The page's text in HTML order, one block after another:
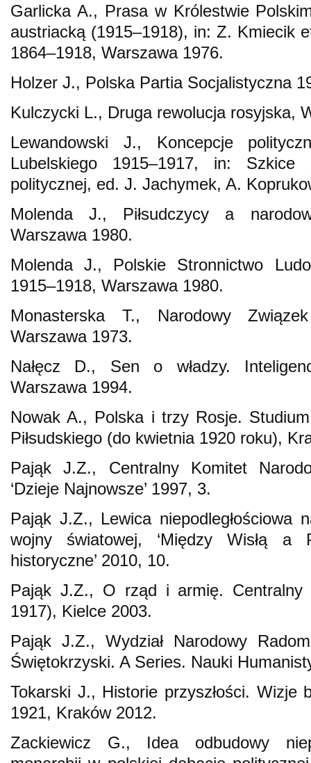
Garlicka A., Prasa w Królestwie
austriacką (1915–1918), in: Z. Kmiecik
1864–1918, Warszawa 1976.
Holzer J., Polska Partia Socjalistyczna
Kulczycki L., Druga rewolucja rosyjska,
Lewandowski J., Koncepcje
Lubelskiego 1915–1917, in:
politycznej, ed. J. Jachymek, A.
Molenda J., Piłsudczycy a
Warszawa 1980.
Molenda J., Polskie Stronnictwo
1915–1918, Warszawa 1980.
Monasterska T., Narodowy
Warszawa 1973.
Nałęcz D., Sen o władzy.
Warszawa 1994.
Nowak A., Polska i trzy Rosje.
Piłsudskiego (do kwietnia 1920 roku),
Pająk J.Z., Centralny Komitet
‘Dzieje Najnowsze’ 1997, 3.
Pająk J.Z., Lewica niepodległościowa
wojny światowej, ‘Między Wisłą a
historyczne’ 2010, 10.
Pająk J.Z., O rząd i armię. Centralny
1917), Kielce 2003.
Pająk J.Z., Wydział Narodowy
Świętokrzyski. A Series. Nauki
Tokarski J., Historie przyszłości. Wizje
1921, Kraków 2012.
Zackiewicz G., Idea odbudowy